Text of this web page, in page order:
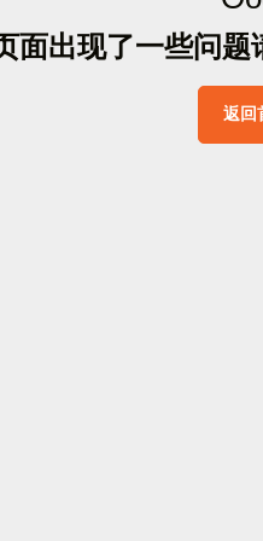
面出现了一些问题
返回